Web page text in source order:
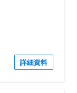
詳細資料